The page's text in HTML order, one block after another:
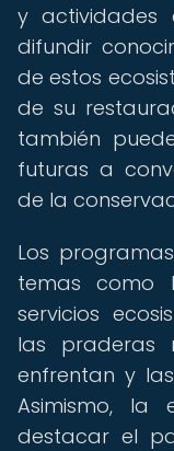
y actividades
difundir
de estos
de su
también
futuras a
de la
Los
temas como
servicios
las praderas
enfrentan y
Asimismo, la
destacar el